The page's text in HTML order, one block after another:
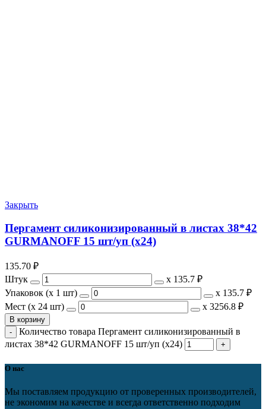
Закрыть
Пергамент силиконизированный в листах 38*42
GURMANOFF 15 шт/уп (х24)
135.70 ₽
Штук
х 135.7 ₽
Упаковок (x 1 шт)
х 135.7 ₽
Мест (x 24 шт)
х 3256.8 ₽
В корзину
Количество товара Пергамент силиконизированный в
листах 38*42 GURMANOFF 15 шт/уп (х24)
О нас
Мы поставляем продукцию от проверенных производителей,
не экономим на качестве и всегда ответственно подходим